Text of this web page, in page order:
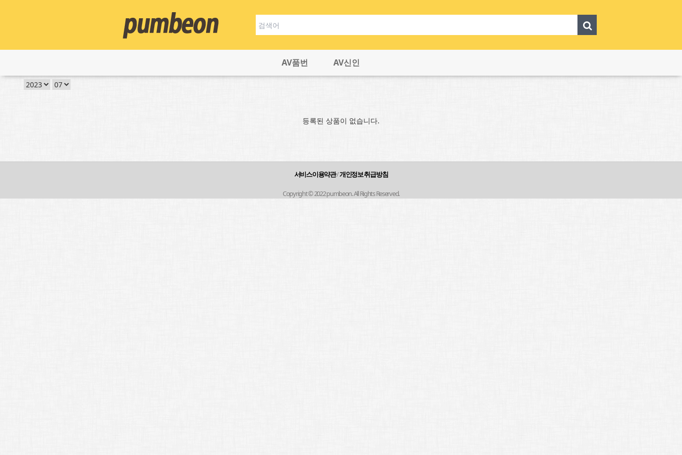
AV품번 AV신인
등록된 상품이 없습니다.
서비스이용약관/개인정보 취급방침
Copyright © 2022 pumbeon. All Rights Reserved.